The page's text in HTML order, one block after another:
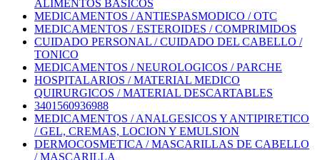
ALIMENTOS BASICOS
MEDICAMENTOS / ANTIESPASMODICO / OTC
MEDICAMENTOS / ESTEROIDES / COMPRIMIDOS
CUIDADO PERSONAL / CUIDADO DEL CABELLO /
TONICO
MEDICAMENTOS / NEUROLOGICOS / PARCHE
HOSPITALARIOS / MATERIAL MEDICO
QUIRURGICOS / MATERIAL DESCARTABLES
3401560936988
MEDICAMENTOS / ANALGESICOS Y ANTIPIRETICO
/ GEL, CREMAS, LOCION Y EMULSION
DERMOCOSMETICA / MASCARILLAS DE CABELLO
/ MASCARILLA